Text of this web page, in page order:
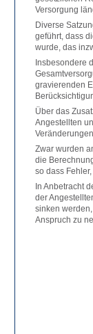
Versorgung
Diverse
geführt, dass
wurde, das
Insbesondere
gravierenden
Über das
Angestellten
Zwar wurden
die
so dass
In Anbetracht
der
sinken
Anspruch zu